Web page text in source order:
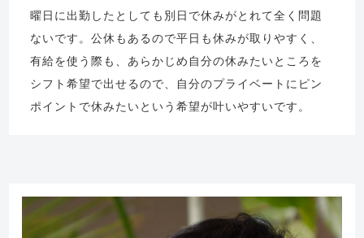
曜日に出勤したとしても別日で休みがとれて全く問題
ないです。公休もあるので平日も休みが取りやすく、
有給を使う際も、あらかじめ自分の休みたいところを
シフト希望で出せるので、自分のプライベートにピン
ポイントで休みたいという希望が叶いやすいです。